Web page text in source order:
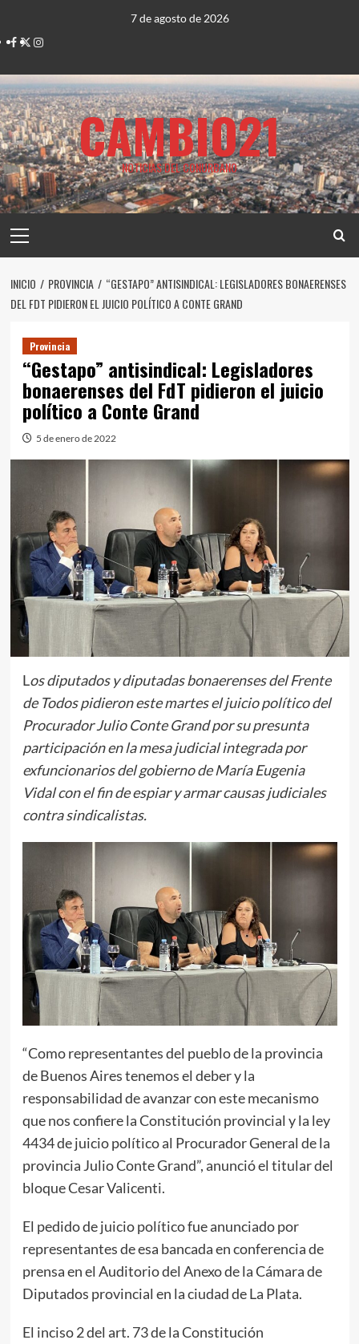
contenido
7 de agosto de 2026
Facebook
TwitterInstagram
CAMBIO21
NOTICIAS DEL CONURBANO
principal
INICIO PROVINCIA
“GESTAPO” ANTISINDICAL: LEGISLADORES BONAERENSES
DEL FDT PIDIERON EL JUICIO POLÍTICO A CONTE GRAND
Provincia
“Gestapo” antisindical: Legisladores
bonaerenses del FdT pidieron el juicio
político a Conte Grand
5 de enero de 2022
Los diputados y diputadas bonaerenses del Frente
de Todos pidieron este martes el juicio político del
Procurador Julio Conte Grand por su presunta
participación en la mesa judicial integrada por
exfuncionarios del gobierno de María Eugenia
Vidal con el fin de espiar y armar causas judiciales
contra sindicalistas.
“Como representantes del pueblo de la provincia
de Buenos Aires tenemos el deber y la
responsabilidad de avanzar con este mecanismo
que nos confiere la Constitución provincial y la ley
4434 de juicio político al Procurador General de la
provincia Julio Conte Grand”, anunció el titular del
bloque Cesar Valicenti.
El pedido de juicio político fue anunciado por
representantes de esa bancada en conferencia de
prensa en el Auditorio del Anexo de la Cámara de
Diputados provincial en la ciudad de La Plata.
El inciso 2 del art. 73 de la Constitución